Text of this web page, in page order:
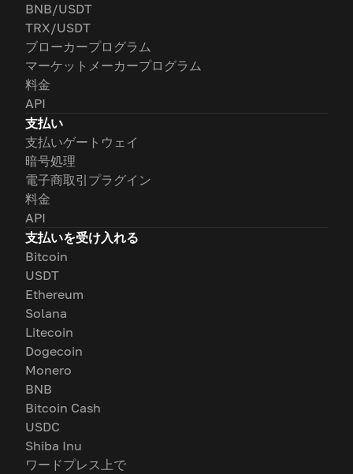
BNB/USDT
TRX/USDT
ブローカープログラム
マーケットメーカープログラム
料金
API
支払い
支払いゲートウェイ
暗号処理
電子商取引プラグイン
料金
API
支払いを受け入れる
Bitcoin
USDT
Ethereum
Solana
Litecoin
Dogecoin
Monero
BNB
Bitcoin Cash
USDC
Shiba Inu
ワードプレス上で